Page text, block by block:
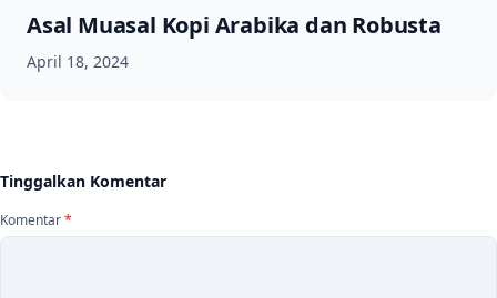
Asal Muasal Kopi Arabika dan Robusta
April 18, 2024
Tinggalkan Komentar
Komentar*